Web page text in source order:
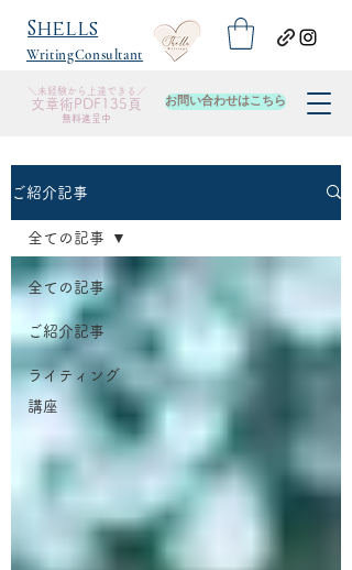
WritingConsultant
＼未経験から上達できる／
​文章術PDF135頁
無料進呈中
お問い合わせはこちら
​Shells
ご紹介記事
全ての記事
ご紹介記事
ライティング
講座
全ての記事